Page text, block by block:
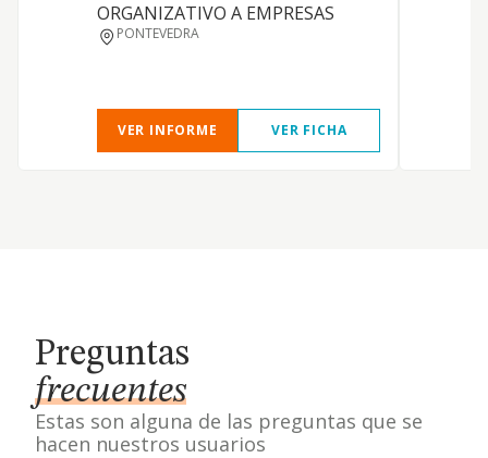
ORGANIZATIVO A EMPRESAS
PONTEVEDRA
VER INFORME VER FICHA
Preguntas
frecuentes
Estas son alguna de las preguntas que se
hacen nuestros usuarios